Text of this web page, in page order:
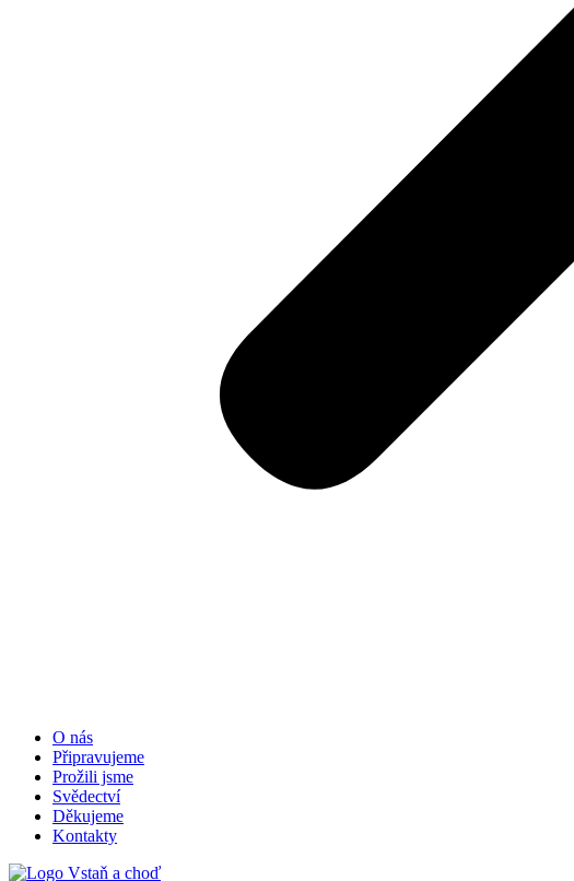
O nás
Připravujeme
Prožili jsme
Svědectví
Děkujeme
Kontakty